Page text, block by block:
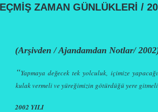
ZAMAN GÜNLÜKLERİ /
(Arşivden / Ajandamdan Notlar/
“Yapmaya değecek tek yolculuk, içimize
kulak vermeli ve yüreğimizin götürdüğü yere
2002 YILI